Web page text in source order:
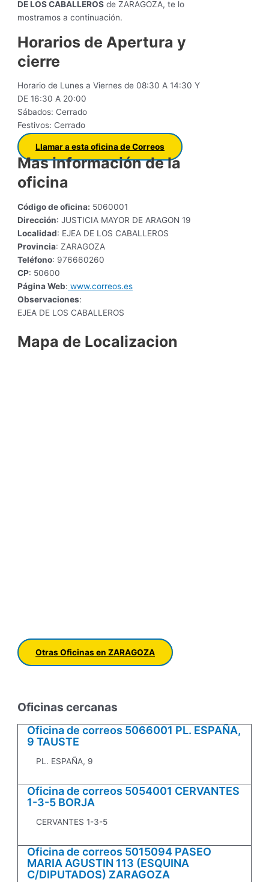
DE LOS CABALLEROS de ZARAGOZA, te lo
mostramos a continuación.
Horarios de Apertura y
cierre
Horario de Lunes a Viernes de 08:30 A 14:30 Y
DE 16:30 A 20:00
Sábados: Cerrado
Festivos: Cerrado
Llamar a esta oficina de Correos
Mas información de la
oficina
Código de oficina: 5060001
Dirección: JUSTICIA MAYOR DE ARAGON 19
Localidad: EJEA DE LOS CABALLEROS
Provincia: ZARAGOZA
Teléfono: 976660260
CP: 50600
Página Web: www.correos.es
Observaciones:
EJEA DE LOS CABALLEROS
Mapa de Localizacion
Otras Oficinas en ZARAGOZA
Oficinas cercanas
Oficina de correos 5066001 PL. ESPAÑA,
9 TAUSTE
PL. ESPAÑA, 9
Oficina de correos 5054001 CERVANTES
1-3-5 BORJA
CERVANTES 1-3-5
Oficina de correos 5015094 PASEO
MARIA AGUSTIN 113 (ESQUINA
C/DIPUTADOS) ZARAGOZA